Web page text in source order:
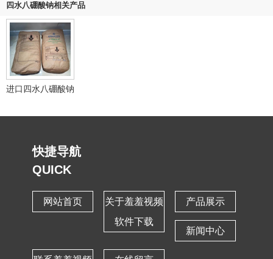
四水八硼酸钠相关产品
进口四水八硼酸钠
快捷导航
QUICK
网站首页
关于羞羞视频
软件下载
产品展示
新闻中心